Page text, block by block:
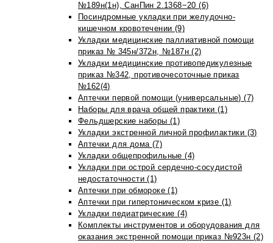
№189н(1н), СанПин 2.1368−20 (6)
Посиндромные укладки при желудочно-
кишечном кровотечении (9)
Укладки медицинские паллиативной помощи
приказ № 345н/372н, №187н (2)
Укладки медицинские противопедикулезные
приказ №342, противочесоточные приказ
№162(4)
Аптечки первой помощи (универсальные) (7)
Наборы для врача общей практики (1)
Фельдшерские наборы (1)
Укладки экстренной личной профилактики (3)
Аптечки для дома (7)
Укладки общепрофильные (4)
Укладки при острой сердечно-сосудистой
недостаточности (1)
Аптечки при обмороке (1)
Аптечки при гипертоническом кризе (1)
Укладки педиатрические (4)
Комплекты инструментов и оборудования для
оказания экстренной помощи приказ №923н (2)